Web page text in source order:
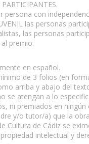
con
las personas
las personas
premio.
en español.
de 3 folios (en
arriba y abajo del
se atengan a lo
ni premiados en
y/o tutor/a) que la
Cultura de Cádiz se
intelectual y